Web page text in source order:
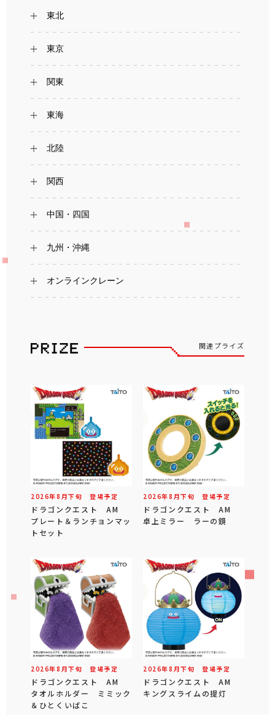
東北
東京
関東
東海
北陸
関西
中国・四国
九州・沖縄
オンラインクレーン
関連プライズ
2026年8 月下旬 登場予定
ドラゴンクエスト AM
プレート＆ランチョンマッ
トセット
2026年8 月下旬 登場予定
ドラゴンクエスト AM
卓上ミラー ラーの鏡
2026年8 月下旬 登場予定
ドラゴンクエスト AM
タオルホルダー ミミック
＆ひとくいばこ
2026年8 月下旬 登場予定
ドラゴンクエスト AM
キングスライムの提灯